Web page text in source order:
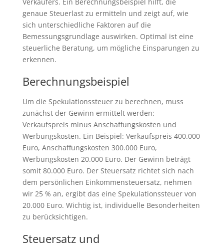
genaue Steuerlast zu ermitteln und zeigt auf, wie
sich unterschiedliche Faktoren auf die
Bemessungsgrundlage auswirken. Optimal ist eine
steuerliche Beratung, um mögliche Einsparungen zu
erkennen.
Berechnungsbeispiel
Um die Spekulationssteuer zu berechnen, muss
zunächst der Gewinn ermittelt werden:
Verkaufspreis minus Anschaffungskosten und
Werbungskosten. Ein Beispiel: Verkaufspreis 400.000
Euro, Anschaffungskosten 300.000 Euro,
Werbungskosten 20.000 Euro. Der Gewinn beträgt
somit 80.000 Euro. Der Steuersatz richtet sich nach
dem persönlichen Einkommensteuersatz, nehmen
wir 25 % an, ergibt das eine Spekulationssteuer von
20.000 Euro. Wichtig ist, individuelle Besonderheiten
zu berücksichtigen.
Steuersatz und